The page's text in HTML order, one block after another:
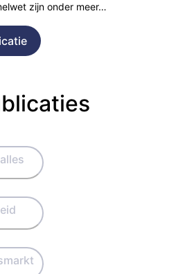
zijn onder meer…